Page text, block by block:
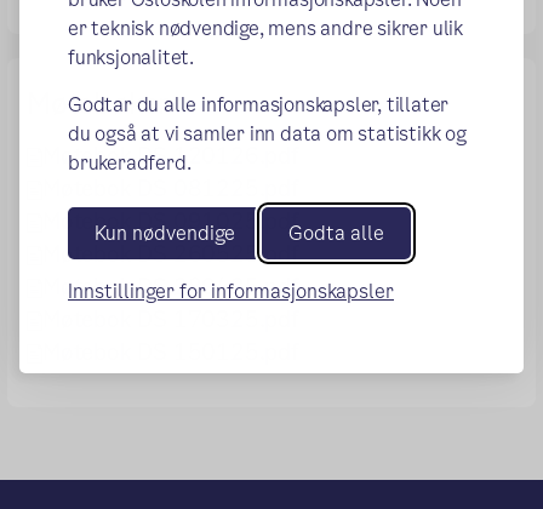
er teknisk nødvendige, mens andre sikrer ulik
funksjonalitet.
Godtar du alle informasjonskapsler, tillater
du også at vi samler inn data om statistikk og
brukeradferd.
Kun nødvendige Godta alle
Innstillinger for informasjonskapsler
Møtebøker
Møtebok DS 120126.pdf
Møtebok DS 091025.pdf
Møtebok DS 260525.pdf
Møtebok DS 280425.pdf